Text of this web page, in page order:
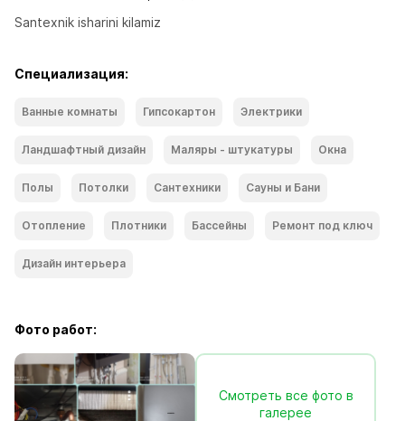
Santexnik isharini kilamiz
Специализация:
Ванные комнаты Гипсокартон Электрики
Ландшафтный дизайн Маляры - штукатуры Окна
Полы Потолки Сантехники Сауны и Бани
Отопление Плотники Бассейны Ремонт под ключ
Дизайн интерьера
Фото работ:
Смотреть все фото в
галерее